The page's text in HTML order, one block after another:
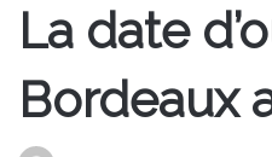
La date
Bordeaux